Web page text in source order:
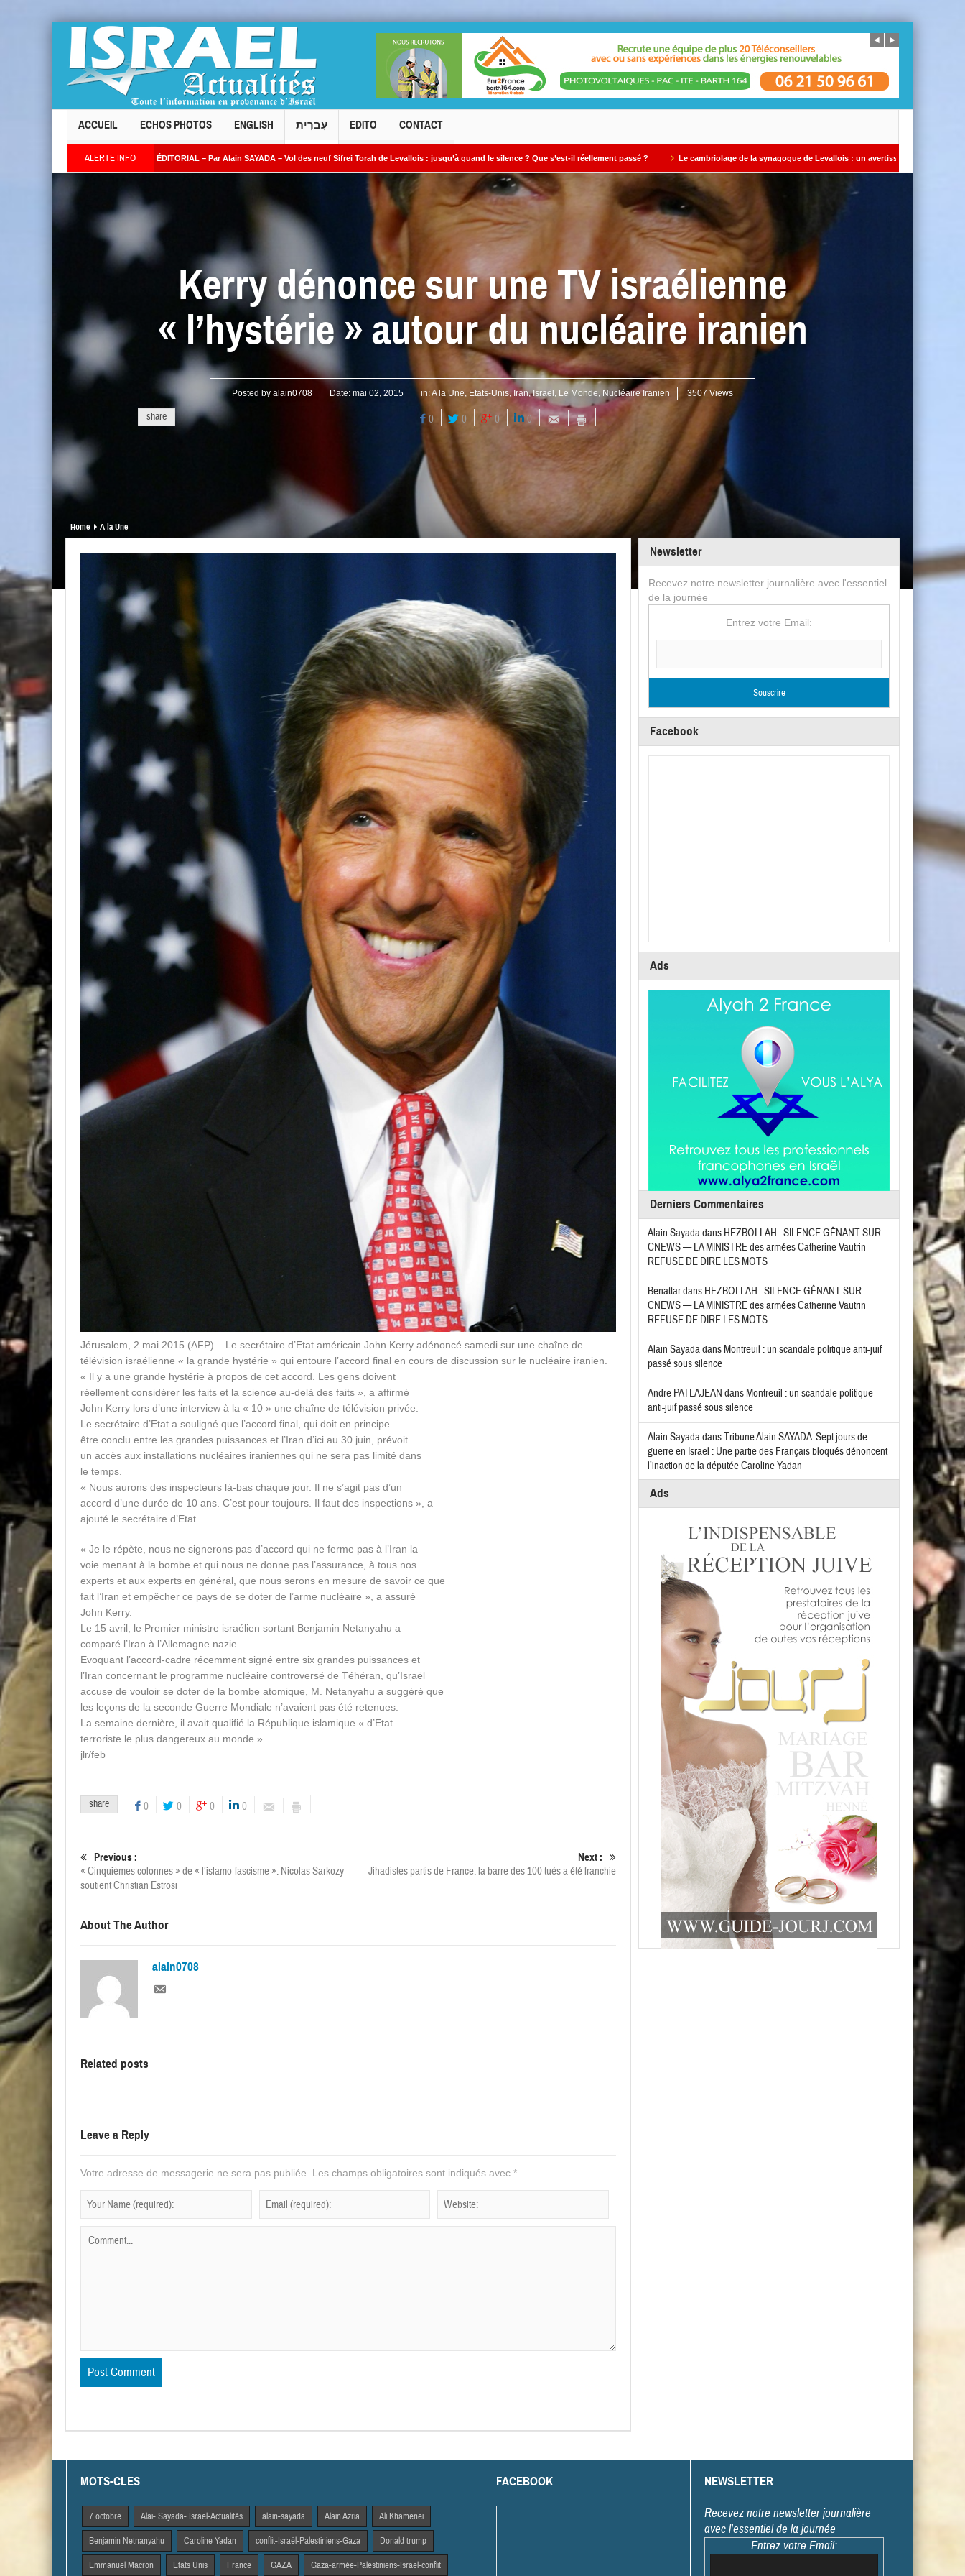
ACCUEIL ECHOS PHOTOS ENGLISH עִברִית EDITO CONTACT
ALERTE INFO
ÉDITORIAL – Par Alain SAYADA – Vol des neuf Sifrei Torah de Levallois : jusqu’à quand le silence ? Que s’est-il réellement passé ? Le cambriolage de la synagogue de Levallois : un avertissement qui ne doit pas être ignoré Par Alain
Kerry dénonce sur une TV israélienne
« l’hystérie » autour du nucléaire iranien
Posted by alain0708 Date: mai 02, 2015 in:A la Une, Etats-Unis, Iran,Israël , Le Monde, Nucléaire Iranien 3507 Views
share 0 0 0 0
Home A la Une
Jérusalem, 2 mai 2015 (AFP) – Le secrétaire d’Etat américain John Kerry adénoncé samedi sur une chaîne de
télévision israélienne « la grande hystérie » qui entoure l’accord final en cours de discussion sur le nucléaire iranien.
« Il y a une grande hystérie à propos de cet accord. Les gens doivent
réellement considérer les faits et la science au-delà des faits », a affirmé
John Kerry lors d’une interview à la « 10 » une chaîne de télévision privée.
Le secrétaire d’Etat a souligné que l’accord final, qui doit en principe
être conclu entre les grandes puissances et l’Iran d’ici au 30 juin, prévoit
un accès aux installations nucléaires iraniennes qui ne sera pas limité dans
le temps.
« Nous aurons des inspecteurs là-bas chaque jour. Il ne s’agit pas d’un
accord d’une durée de 10 ans. C’est pour toujours. Il faut des inspections », a
ajouté le secrétaire d’Etat.
« Je le répète, nous ne signerons pas d’accord qui ne ferme pas à l’Iran la
voie menant à la bombe et qui nous ne donne pas l’assurance, à tous nos
experts et aux experts en général, que nous serons en mesure de savoir ce que
fait l’Iran et empêcher ce pays de se doter de l’arme nucléaire », a assuré
John Kerry.
Le 15 avril, le Premier ministre israélien sortant Benjamin Netanyahu a
comparé l’Iran à l’Allemagne nazie.
Evoquant l’accord-cadre récemment signé entre six grandes puissances et
l’Iran concernant le programme nucléaire controversé de Téhéran, qu’Israël
accuse de vouloir se doter de la bombe atomique, M. Netanyahu a suggéré que
les leçons de la seconde Guerre Mondiale n’avaient pas été retenues.
La semaine dernière, il avait qualifié la République islamique « d’Etat
terroriste le plus dangereux au monde ».
jlr/feb
share 0 0 0 0
Previous :
« Cinquièmes colonnes » de « l’islamo-fascisme »: Nicolas Sarkozy
soutient Christian Estrosi
Next :
Jihadistes partis de France: la barre des 100 tués a été franchie
About The Author
alain0708
Related posts
Leave a Reply
Votre adresse de messagerie ne sera pas publiée. Les champs obligatoires sont indiqués avec *
Newsletter
Recevez notre newsletter journalière avec l'essentiel
de la journée
Entrez votre Email:
Facebook
Ads
Derniers Commentaires
Alain Sayadadans HEZBOLLAH : SILENCE GÊNANT SUR
CNEWS — LA MINISTRE des armées Catherine Vautrin
REFUSE DE DIRE LES MOTS
Benattardans HEZBOLLAH : SILENCE GÊNANT SUR
CNEWS — LA MINISTRE des armées Catherine Vautrin
REFUSE DE DIRE LES MOTS
Alain Sayadadans Montreuil : un scandale politique anti-juif
passé sous silence
Andre PATLAJEAN dans Montreuil : un scandale politique
anti-juif passé sous silence
Alain SayadadansTribune Alain SAYADA :Sept jours de
guerre en Israël : Une partie des Français bloqués dénoncent
l’inaction de la députée Caroline Yadan
Ads
MOTS-CLES
7 octobre Alai- Sayada- Israel-Actualités alain-sayada Alain Azria Ali Khamenei
Benjamin Netnanyahu Caroline Yadan conflit-Israël-Palestiniens-Gaza Donald trump
Emmanuel Macron Etats Unis France GAZA Gaza-armée-Palestiniens-Israël-conflit
FACEBOOK NEWSLETTER
Recevez notre newsletter journalière
avec l'essentiel de la journée
Entrez votre Email: